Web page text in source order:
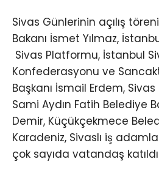
Sivas Günlerinin açılış
Bakanı İsmet Yılmaz,
Sivas Platformu, İstanbul
Konfederasyonu ve
Başkanı İsmail Erdem,
Sami Aydın Fatih Belediye
Demir, Küçükçekmece
Karadeniz, Sivaslı iş
çok sayıda vatandaş